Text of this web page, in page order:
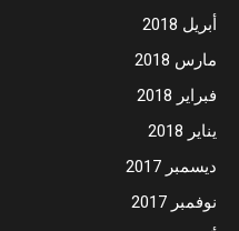
أبريل 2018
مارس 2018
فبراير 2018
يناير 2018
ديسمبر 2017
نوفمبر 2017